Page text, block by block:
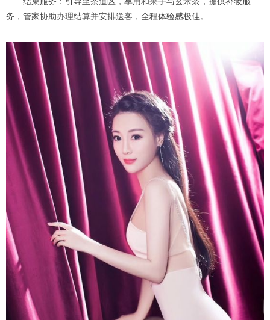
务，管家协助办理结算并安排送客，全程体验感极佳。